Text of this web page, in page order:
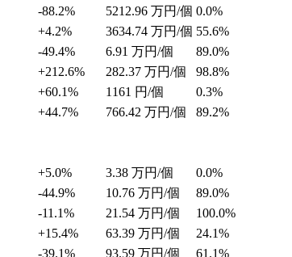
-88.2% 5212.96 万円/個 0.0%
+4.2% 3634.74 万円/個 55.6%
-49.4% 6.91 万円/個
89.0%
+212.6% 282.37 万円/個
98.8%
+60.1% 1161 円/個
0.3%
+44.7% 766.42 万円/個
89.2%
+5.0% 3.38 万円/個
0.0%
-44.9% 10.76 万円/個
89.0%
-11.1% 21.54 万円/個
100.0%
+15.4% 63.39 万円/個
24.1%
-39.1% 93.59 万円/個
61.1%